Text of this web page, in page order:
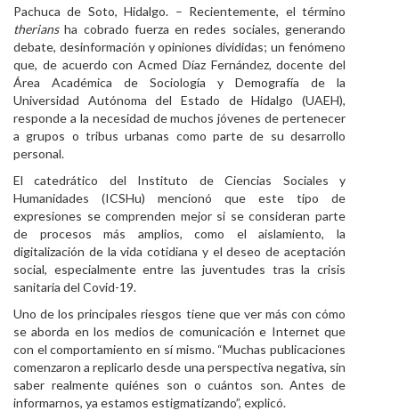
Visitantes
Pachuca de Soto, Hidalgo. – Recientemente, el término
theriansha cobrado fuerza en redes sociales, generando
debate, desinformación y opiniones divididas; un fenómeno
que, de acuerdo con Acmed Díaz Fernández, docente del
Área Académica de Sociología y Demografía de la
Universidad Autónoma del Estado de Hidalgo (UAEH),
responde a la necesidad de muchos jóvenes de pertenecer
a grupos o tribus urbanas como parte de su desarrollo
personal.
El catedrático del Instituto de Ciencias Sociales y
Humanidades (ICSHu) mencionó que este tipo de
expresiones se comprenden mejor si se consideran parte
de procesos más amplios, como el aislamiento, la
digitalización de la vida cotidiana y el deseo de aceptación
social, especialmente entre las juventudes tras la crisis
sanitaria del Covid-19.
Uno de los principales riesgos tiene que ver más con cómo
se aborda en los medios de comunicación e Internet que
con el comportamiento en sí mismo. “Muchas publicaciones
comenzaron a replicarlo desde una perspectiva negativa, sin
saber realmente quiénes son o cuántos son. Antes de
informarnos, ya estamos estigmatizando”, explicó.